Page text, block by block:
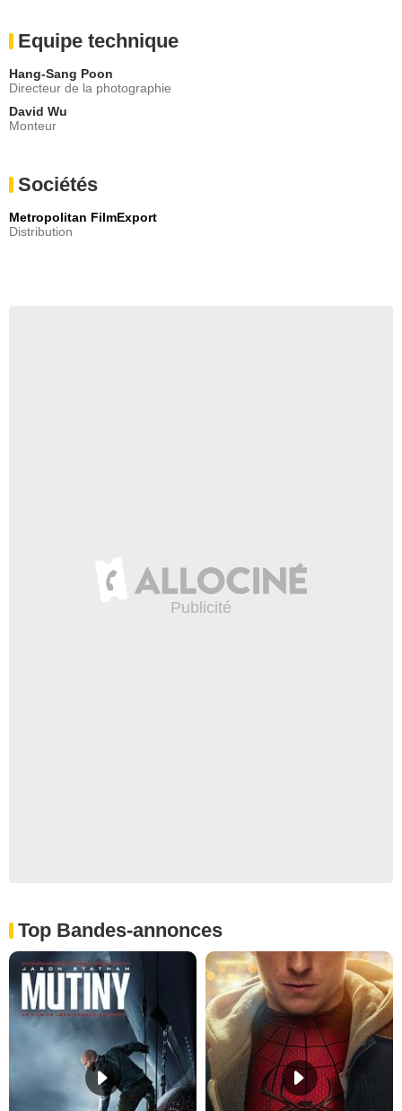
Equipe technique
Hang-Sang Poon
Directeur de la photographie
David Wu
Monteur
Sociétés
Metropolitan FilmExport
Distribution
Top Bandes-annonces